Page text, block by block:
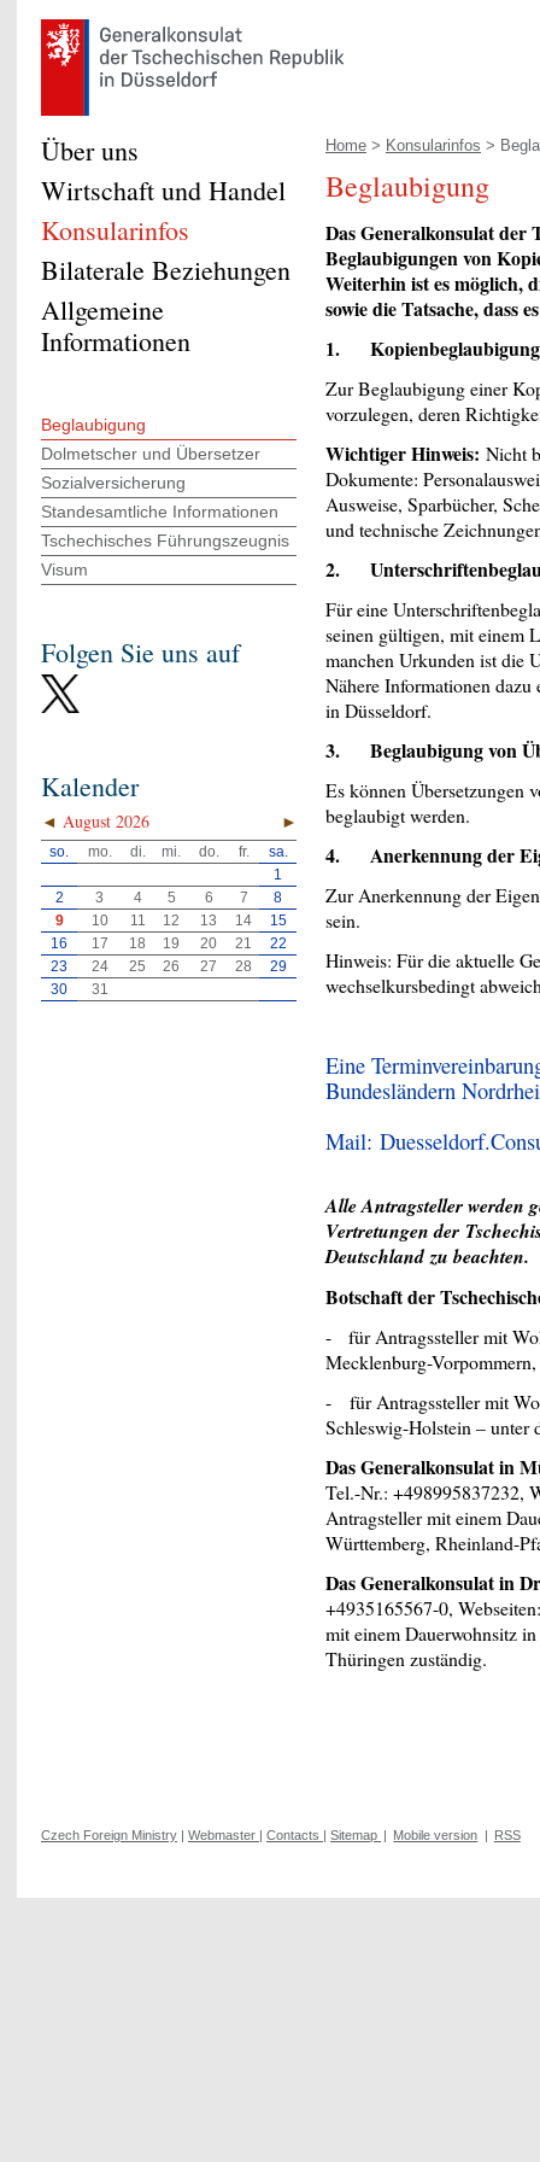
Home > Konsularinfos >
Beglaubigung
Das Generalkonsulat der
Beglaubigungen von
Weiterhin ist es möglich,
sowie die Tatsache, dass
1. Kopienbeglaubigung
Zur Beglaubigung einer
vorzulegen, deren
Wichtiger Hinweis: Nicht
Dokumente:
Ausweise, Sparbücher,
und technische
2.
Für eine
seinen gültigen, mit einem
manchen Urkunden ist die
Nähere Informationen
in Düsseldorf.
3. Beglaubigung von
Es können Übersetzungen
beglaubigt werden.
4. Anerkennung der
Zur Anerkennung der
sein.
Hinweis: Für die aktuelle
wechselkursbedingt
Eine
Bundesländern
Mail:
Alle Antragsteller werden
Vertretungen der
Deutschland zu beachten.
Botschaft der
- für Antragssteller mit
Mecklenburg-
- für Antragssteller mit
Schleswig-Holstein – unter
Das Generalkonsulat in
Tel.-Nr.: +498995837232,
Antragsteller mit einem
Württemberg, Rheinland-
Das Generalkonsulat in
+4935165567-0,
mit einem Dauerwohnsitz
Thüringen zuständig.
Über uns
Wirtschaft und Handel
Konsularinfos
Bilaterale Beziehungen
Allgemeine
Informationen
Beglaubigung
Dolmetscher und Übersetzer
Sozialversicherung
Standesamtliche Informationen
Tschechisches Führungszeugnis
Visum
Folgen Sie uns auf
Kalender
◄ ►
August 2026
so. mo. di. mi. do. fr.
sa.
1
2
3 4 5 6 7
8
9
10 11 12 13 14
15
16
17 18 19 20 21
22
23
24 25 26 27 28
29
30
31
Czech Foreign Ministry | Webmaster | Contacts | Sitemap | Mobile version | RSS